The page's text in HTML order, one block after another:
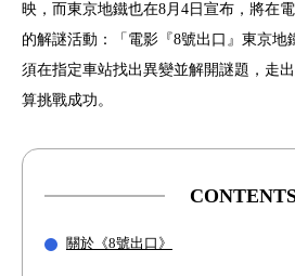
映，而東京地鐵也在8月4日宣布，將在
的解謎活動：「電影『8號出口』東京地
須在指定車站找出異變並解開謎題，走
算挑戰成功。
關於《8號出口》